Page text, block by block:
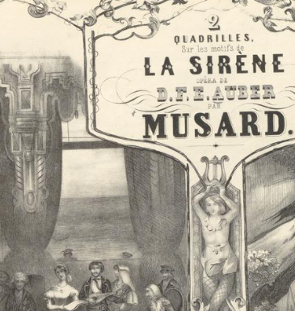
+
Add Item